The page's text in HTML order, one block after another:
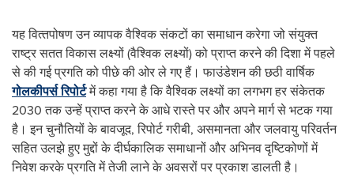
यह वित्‍तपोषण उन व्‍यापक वैश्विक संकटों का समाधान करेगा जो संयुक्त
राष्ट्र सतत विकास लक्ष्यों (वैश्विक लक्ष्यों) को प्राप्त करने की दिशा में पहले
से की गई प्रगति को पीछे की ओर ले गए हैं। फाउंडेशन की छठी वार्षिक
गोलकीपर्स रिपोर्टमें कहा गया है कि वैश्विक लक्ष्यों का लगभग हर संकेतक
2030 तक उन्हें प्राप्त करने के आधे रास्ते पर और अपने मार्ग से भटक गया
है। इन चुनौतियों के बावजूद, रिपोर्ट गरीबी, असमानता और जलवायु परिवर्तन
सहित उलझे हुए मुद्दों के दीर्घकालिक समाधानों और अभिनव दृष्टिकोणों में
निवेश करके प्रगति में तेजी लाने के अवसरों पर प्रकाश डालती है।